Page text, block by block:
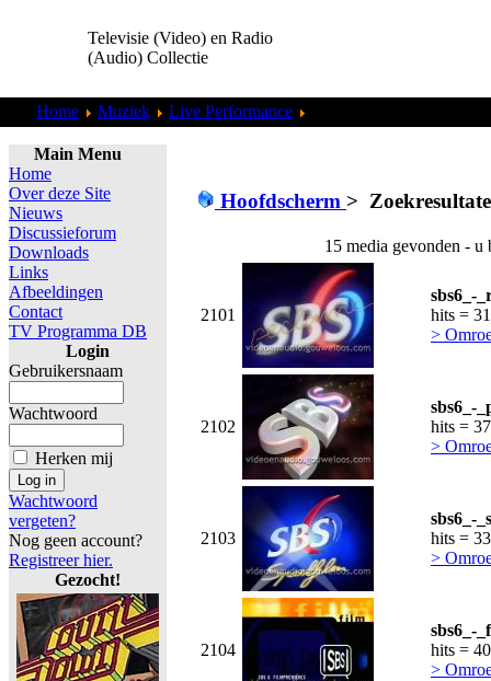
Televisie (Video) en Radio
(Audio) Collectie
Home Muziek Live Performance
Main Menu
Home
Over deze Site
Nieuws
Discussieforum
Downloads
Links
Afbeeldingen
Contact
TV Programma DB
Login
Gebruikersnaam
Wachtwoord
Herken mij
Wachtwoord
vergeten?
Nog geen account?
Registreer hier.
Gezocht!
Hoofdscherm >
15 media gevonden - u
2101
sbs6_-
hits =
>
2102
sbs6_-
hits =
>
2103
sbs6_-
hits =
>
2104
sbs6_-
hits =
>